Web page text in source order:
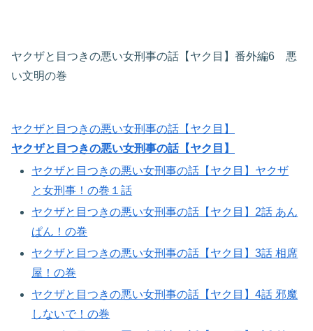
ヤクザと目つきの悪い女刑事の話【ヤク目】番外編6 悪
い文明の巻
ヤクザと目つきの悪い女刑事の話【ヤク目】
ヤクザと目つきの悪い女刑事の話【ヤク目】
ヤクザと目つきの悪い女刑事の話【ヤク目】ヤクザ
と女刑事！の巻１話
ヤクザと目つきの悪い女刑事の話【ヤク目】2話 あん
ぱん！の巻​
ヤクザと目つきの悪い女刑事の話【ヤク目】3話 相席
屋！の巻​
ヤクザと目つきの悪い女刑事の話【ヤク目】4話 邪魔
しないで！の巻​